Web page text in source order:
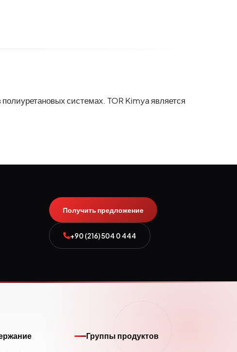
системах. TOR Kimya является
Получить предложение
+90 (216) 504 0 444
Группы продуктов